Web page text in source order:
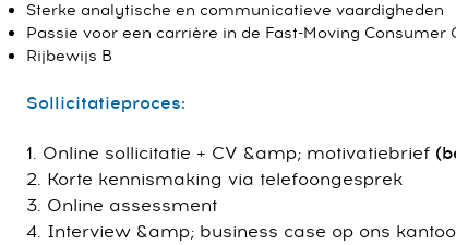
Sterke analytische en communicatieve vaardigheden
Passie voor een carrière in de Fast-Moving Consumer
Rijbewijs B
Sollicitatieproces:
1. Online sollicitatie + CV &amp; motivatiebrief
2. Korte kennismaking via telefoongesprek
3. Online assessment
4. Interview &amp; business case op ons